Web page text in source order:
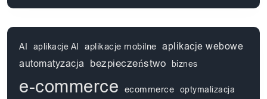
AI aplikacje AI aplikacje mobilne aplikacje webowe
automatyzacja bezpieczeństwo biznes
e-commerce ecommerce optymalizacja